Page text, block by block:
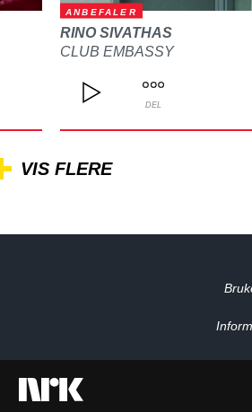
ANBEFALER
RINO SIVATHAS
CLUB EMBASSY
DEL
VIS FLERE